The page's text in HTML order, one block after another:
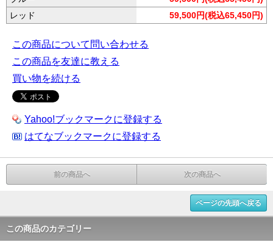
レッド
59,500円(税込65,450円)
この商品について問い合わせる
この商品を友達に教える
買い物を続ける
Yahoo!ブックマークに登録する
はてなブックマークに登録する
前の商品へ 次の商品へ
ページの先頭へ戻る
この商品のカテゴリー